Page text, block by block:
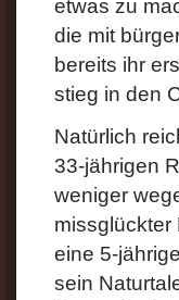
etwas zu
die mit
bereits ihr
stieg in den
Natürlich
33-jährigen
weniger
missglückter
eine 5-
sein